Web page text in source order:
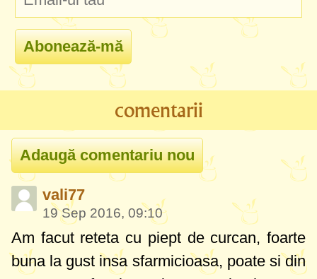
comentarii
vali77
19 Sep 2016, 09:10
Am facut reteta cu piept de curcan, foarte
buna la gust insa sfarmicioasa, poate si din